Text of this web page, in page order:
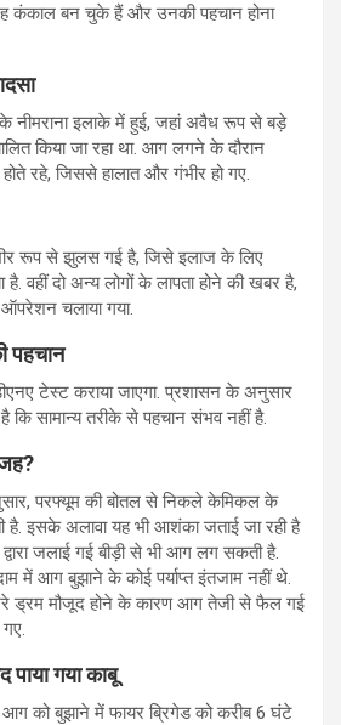
कंकाल बन चुके हैं और उनकी पहचान होना
नीमराना इलाके में हुई, जहां अवैध रूप से बड़े
किया जा रहा था. आग लगने के दौरान
रहे, जिससे हालात और गंभीर हो गए.
रूप से झुलस गई है, जिसे इलाज के लिए
है. वहीं दो अन्य लोगों के लापता होने की खबर है,
चलाया गया.
पहचान
टेस्ट कराया जाएगा. प्रशासन के अनुसार
कि सामान्य तरीके से पहचान संभव नहीं है.
परफ्यूम की बोतल से निकले केमिकल के
इसके अलावा यह भी आशंका जताई जा रही है
जलाई गई बीड़ी से भी आग लग सकती है.
में आग बुझाने के कोई पर्याप्त इंतजाम नहीं थे.
ड्रम मौजूद होने के कारण आग तेजी से फैल गई
गया काबू
को बुझाने में फायर ब्रिगेड को करीब 6 घंटे